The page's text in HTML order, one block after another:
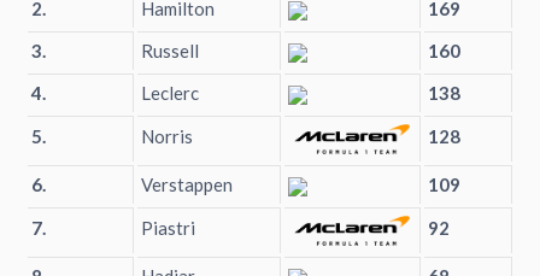
2.
Hamilton
169
3.
Russell
160
4.
Leclerc
138
5.
Norris 128
6. Verstappen
109
7.
Piastri 92